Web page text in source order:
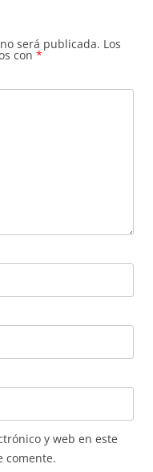
será publicada. Los
con *
y web en este
comente.